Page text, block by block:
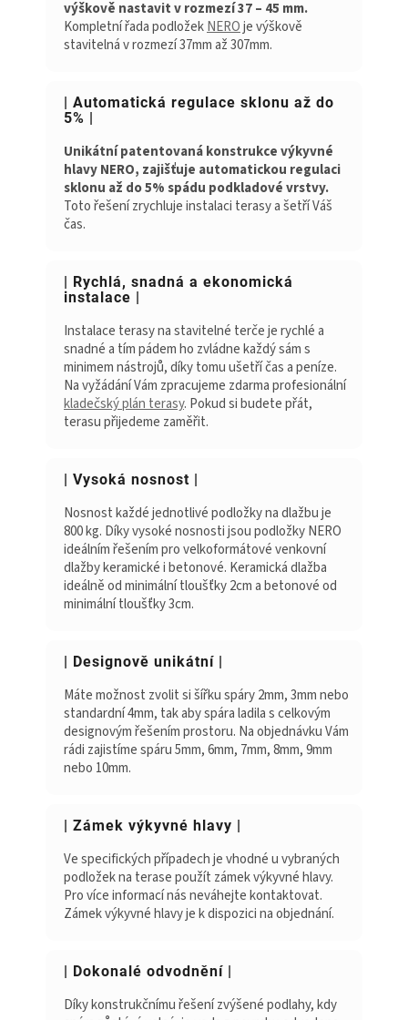
výškově nastavit v rozmezí 37 – 45 mm.
Kompletní řada podložekNEROje výškově
stavitelná v rozmezí 37mm až 307mm.
| Automatická regulace sklonu až do
5% |
Unikátní patentovaná konstrukce výkyvné
hlavy NERO, zajišťuje automatickou regulaci
sklonu až do 5% spádu podkladové vrstvy.
Toto řešení zrychluje instalaci terasy a šetří Váš
čas.
| Rychlá, snadná a ekonomická
instalace |
Instalace terasy na stavitelné terče je rychlé a
snadné a tím pádem ho zvládne každý sám s
minimem nástrojů, díky tomu ušetří čas a peníze.
Na vyžádání Vám zpracujeme zdarma profesionální
kladečský plán terasy. Pokud si budete přát,
terasu přijedeme zaměřit.
| Vysoká nosnost |
Nosnost každé jednotlivé podložky na dlažbu je
800 kg. Díky vysoké nosnosti jsou podložky NERO
ideálním řešením pro velkoformátové venkovní
dlažby keramické i betonové. Keramická dlažba
ideálně od minimální tloušťky 2cm a betonové od
minimální tloušťky 3cm.
| Designově unikátní |
Máte možnost zvolit si šířku spáry 2mm, 3mm nebo
standardní 4mm, tak aby spára ladila s celkovým
designovým řešením prostoru. Na objednávku Vám
rádi zajistíme spáru 5mm, 6mm, 7mm, 8mm, 9mm
nebo 10mm.
| Zámek výkyvné hlavy |
Ve specifických případech je vhodné u vybraných
podložek na terase použít zámek výkyvné hlavy.
Pro více informací nás neváhejte kontaktovat.
Zámek výkyvné hlavy je k dispozici na objednání.
| Dokonalé odvodnění |
Díky konstrukčnímu řešení zvýšené podlahy, kdy